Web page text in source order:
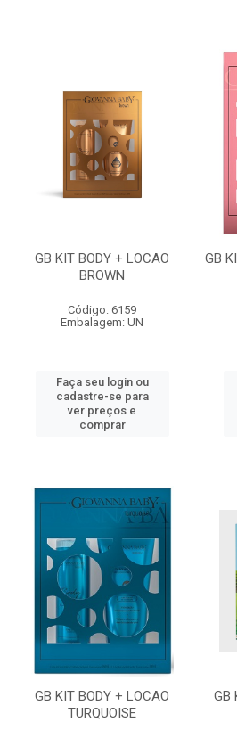
GB KIT BODY + LOCAO
BROWN
Código: 6159
Embalagem: UN
Faça seu login ou
cadastre-se para
ver preços e
comprar
GB
GB KIT BODY + LOCAO
TURQUOISE
GB